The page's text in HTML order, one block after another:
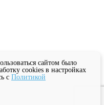
сайтом было
cookies в настройках
с Политикой